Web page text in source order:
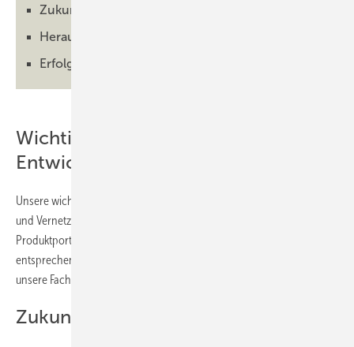
Zukunftsaussichten
Herausforderungen
Erfolgsfaktoren
Wichtigste Entscheidung oder
Entwicklung
Unsere wichtigste Entscheidung war es, konsequent auf Konnektivität
und Vernetzung zu setzen. Dies umfasst sowohl unser
Produktportfolio – Stichwort: Smart Home Ready – als auch die
entsprechenden Serviceangebote und digitalen Apps, mit denen
unsere Fachpartner wertvolle Zeit bei der Inbetriebnahme einsparen.
Zukunftsaussichten